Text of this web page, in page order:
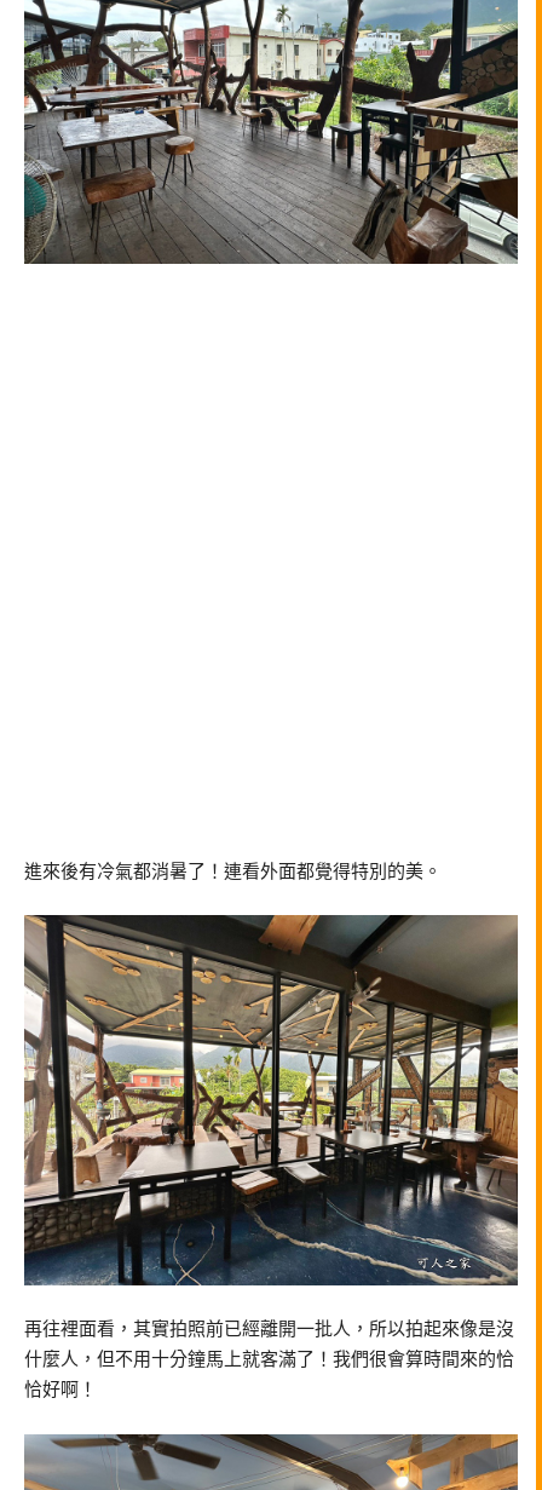
進來後有冷氣都消暑了！連看外面都覺得特別的美。
再往裡面看，其實拍照前已經離開一批人，所以拍起來像是沒
什麼人，但不用十分鐘馬上就客滿了！我們很會算時間來的恰
恰好啊！